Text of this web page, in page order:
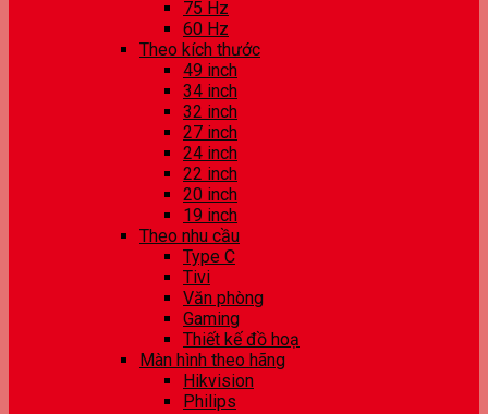
75 Hz
60 Hz
Theo kích thước
49 inch
34 inch
32 inch
27 inch
24 inch
22 inch
20 inch
19 inch
Theo nhu cầu
Type C
Tivi
Văn phòng
Gaming
Thiết kế đồ hoạ
Màn hình theo hãng
Hikvision
Philips